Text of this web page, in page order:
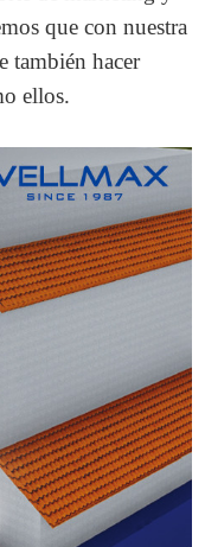
que con nuestra
también hacer
ellos.